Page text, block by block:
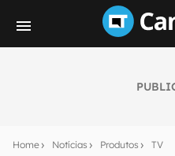
Home Notícias Produtos TV
notícias e reviews sobre